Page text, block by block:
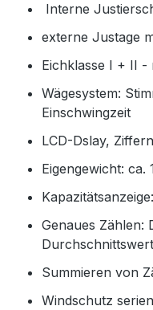
Interne
externe Justage
Eichklasse I + II -
Wägesystem:
Einschwingzeit
LCD-Dslay,
Eigengewicht: ca.
Genaues Zählen:
Summieren von
Windschutz